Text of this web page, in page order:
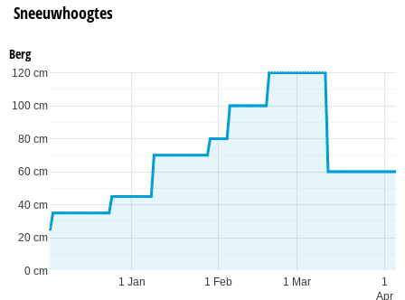
Sneeuwhoogtes
Berg
1 Jan 1 Feb 1 Mar
1
Apr
0 cm
20 cm
40 cm
60 cm
80 cm
100 cm
120 cm